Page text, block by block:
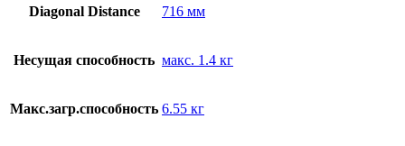
Diagonal Distance 716 мм
Несущая способность макс. 1.4 кг
Макс.загр.способность 6.55 кг